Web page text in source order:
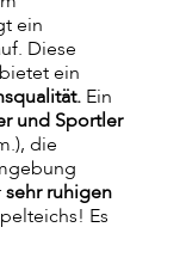
ein
Diese
bietet ein
Ein
und Sportler
die
sehr ruhigen
Es